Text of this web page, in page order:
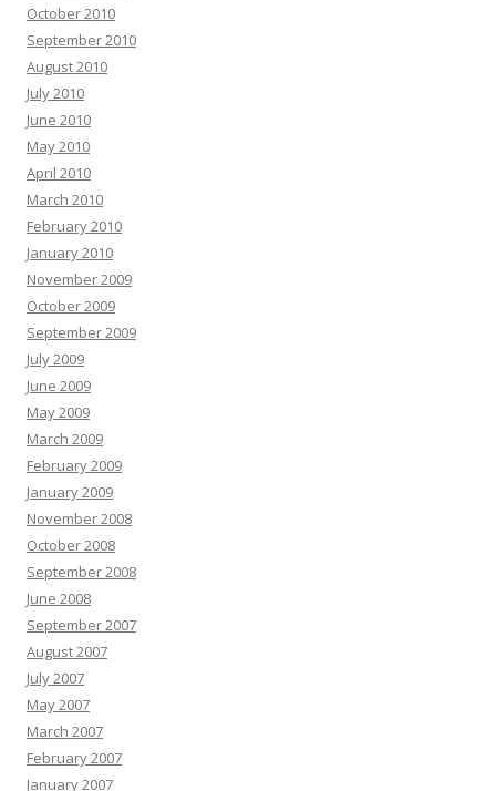
October 2010
September 2010
August 2010
July 2010
June 2010
May 2010
April 2010
March 2010
February 2010
January 2010
November 2009
October 2009
September 2009
July 2009
June 2009
May 2009
March 2009
February 2009
January 2009
November 2008
October 2008
September 2008
June 2008
September 2007
August 2007
July 2007
May 2007
March 2007
February 2007
January 2007